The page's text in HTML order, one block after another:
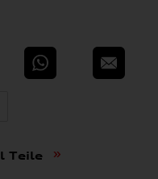
WhatsApp E-Mail
Teile »